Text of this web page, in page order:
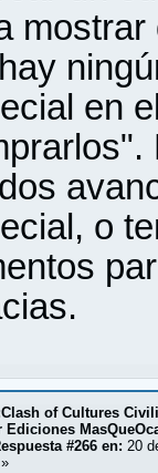
en
o
of Cultures
Ediciones
#266 en: 20